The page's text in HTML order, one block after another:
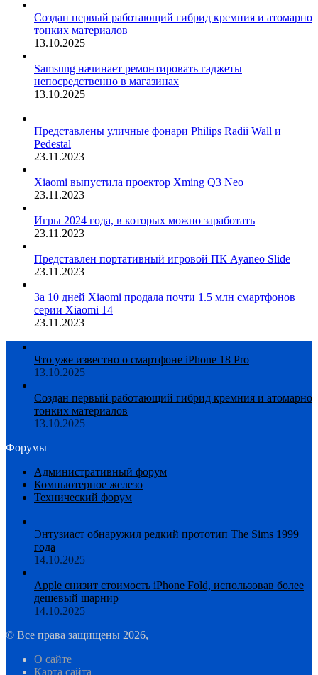
Создан первый работающий гибрид кремния и атомарно
тонких материалов
13.10.2025
Samsung начинает ремонтировать гаджеты
непосредственно в магазинах
13.10.2025
Представлены уличные фонари Philips Radii Wall и
Pedestal
23.11.2023
Xiaomi выпустила проектор Xming Q3 Neo
23.11.2023
Игры 2024 года, в которых можно заработать
23.11.2023
Представлен портативный игровой ПК Ayaneo Slide
23.11.2023
За 10 дней Xiaomi продала почти 1.5 млн смартфонов
серии Xiaomi 14
23.11.2023
Что уже известно о смартфоне iPhone 18 Pro
13.10.2025
Создан первый работающий гибрид кремния и атомарно
тонких материалов
13.10.2025
Форумы
Административный форум
Компьютерное железо
Технический форум
Энтузиаст обнаружил редкий прототип The Sims 1999
года
14.10.2025
Apple снизит стоимость iPhone Fold, использовав более
дешевый шарнир
14.10.2025
© Все права защищены 2026, |
О сайте
Карта сайта